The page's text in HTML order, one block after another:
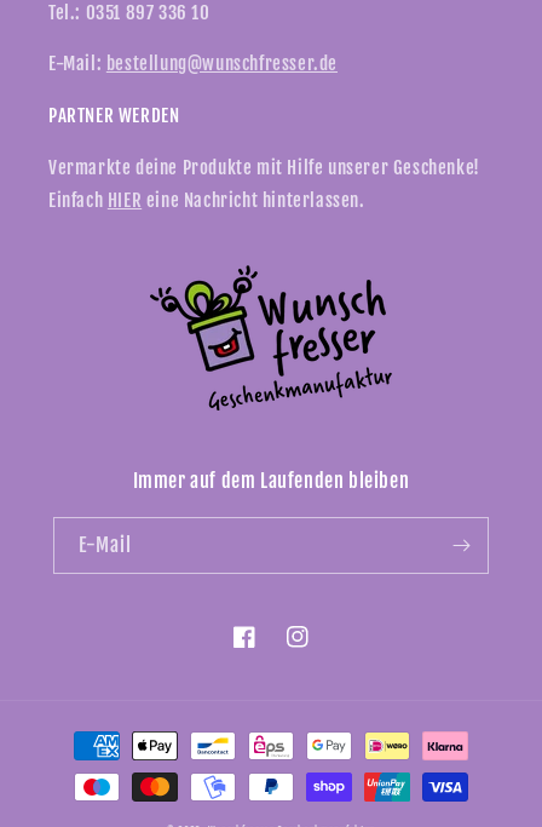
Tel.: 0351 897 336 10
E-Mail: bestellung@wunschfresser.de
PARTNER WERDEN
Vermarkte deine Produkte mit Hilfe unserer Geschenke!
Einfach HIER eine Nachricht hinterlassen.
Immer auf dem Laufenden bleiben
E-Mail
FacebookInstagram
Zahlungsmethoden